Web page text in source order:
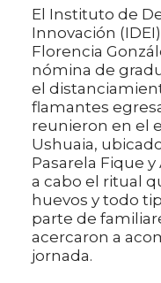
El Instituto de
Innovación
Florencia
nómina de
el
flamantes
reunieron en el
Ushuaia,
Pasarela Fique
a cabo el ritual
huevos y todo
parte de
acercaron a
jornada.